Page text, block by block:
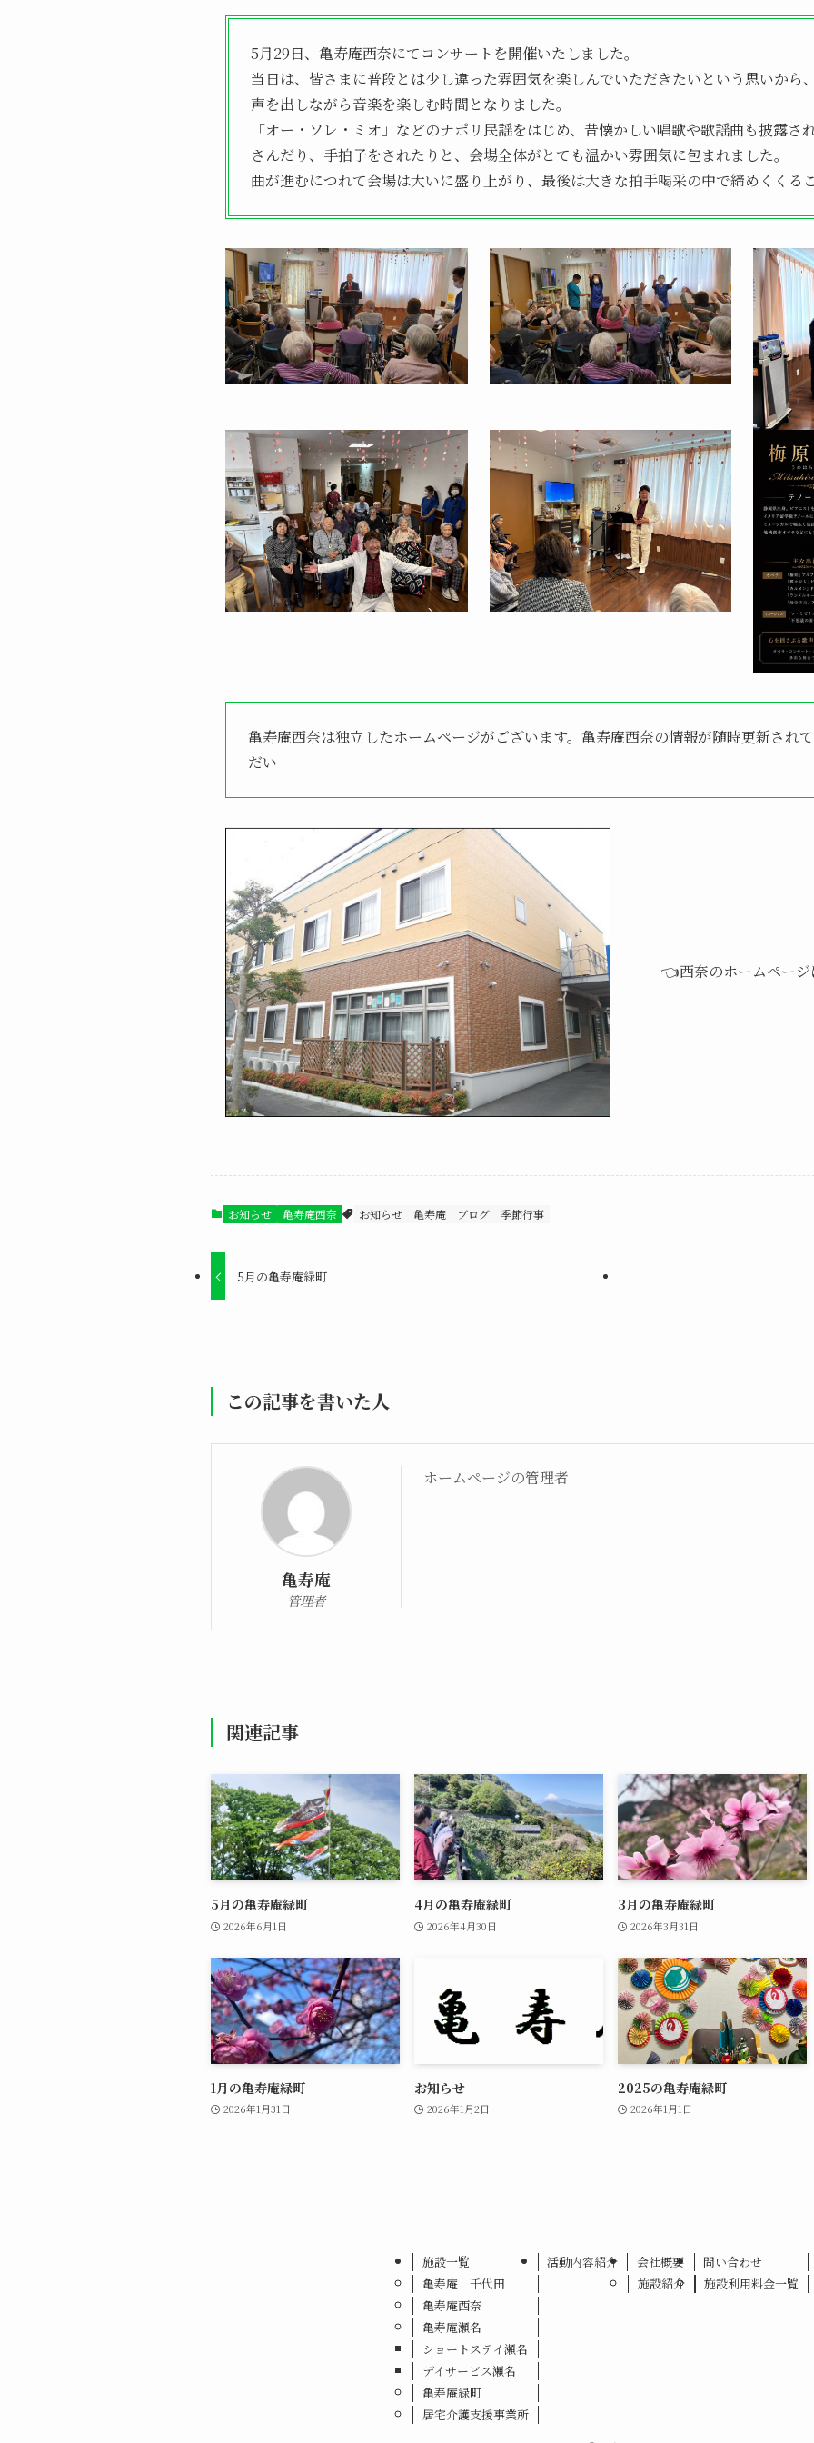
5月29日、亀寿庵西奈にてコンサートを開催いたしました。
当日は、皆さまに普段とは少し違った雰囲気を楽しんでいただきたいという思いから
声を出しながら音楽を楽しむ時間となりました。
「オー・ソレ・ミオ」などのナポリ民謡をはじめ、昔懐かしい唱歌や歌謡曲も披露さ
さんだり、手拍子をされたりと、会場全体がとても温かい雰囲気に包まれました。
曲が進むにつれて会場は大いに盛り上がり、最後は大きな拍手喝采の中で締めくくる
亀寿庵西奈は独立したホームページがございます。亀寿庵西奈の情報が随時更新され
だい
👈西奈のホームペー
お知らせ 亀寿庵西奈 お知らせ 亀寿庵 ブログ 季節行事
5月の亀寿庵緑町
この記事を書いた人
亀寿庵
管理者
ホームページの管理者
関連記事
5月の亀寿庵緑町
2026年6月1日
4月の亀寿庵緑町
2026年4月30日
3月の亀寿庵緑町
2026年3月31日
1月の亀寿庵緑町
2026年1月31日
お知らせ
2026年1月2日
2025の亀寿庵緑町
2026年1月1日
施設一覧
亀寿庵 千代田
亀寿庵西奈
亀寿庵瀬名
ショートステイ瀬名
デイサービス瀬名
亀寿庵緑町
居宅介護支援事業所
活動内容紹介
会社概要
施設紹介
問い合わせ
施設利用料金一覧